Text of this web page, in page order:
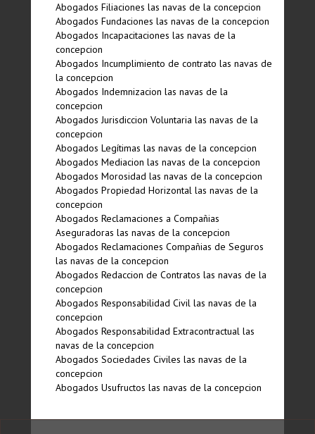
Abogados Filiaciones las navas de la concepcion
Abogados Fundaciones las navas de la concepcion
Abogados Incapacitaciones las navas de la
concepcion
Abogados Incumplimiento de contrato las navas de
la concepcion
Abogados Indemnizacion las navas de la
concepcion
Abogados Jurisdiccion Voluntaria las navas de la
concepcion
Abogados Legí­timas las navas de la concepcion
Abogados Mediacion las navas de la concepcion
Abogados Morosidad las navas de la concepcion
Abogados Propiedad Horizontal las navas de la
concepcion
Abogados Reclamaciones a Compañias
Aseguradoras las navas de la concepcion
Abogados Reclamaciones Compañias de Seguros
las navas de la concepcion
Abogados Redaccion de Contratos las navas de la
concepcion
Abogados Responsabilidad Civil las navas de la
concepcion
Abogados Responsabilidad Extracontractual las
navas de la concepcion
Abogados Sociedades Civiles las navas de la
concepcion
Abogados Usufructos las navas de la concepcion